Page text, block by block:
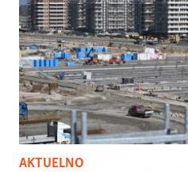
AKTUELNO